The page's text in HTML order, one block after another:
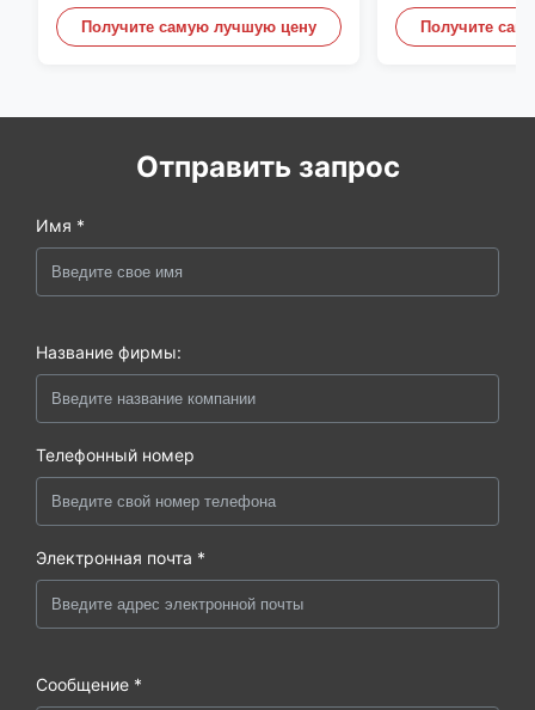
монитор из нержавеющей
стали 316L
Получите самую лучшую цену
встроенная
20mA/RS485
Получите
Отправить запрос
Имя *
Название фирмы:
Телефонный номер
Электронная почта *
Сообщение *